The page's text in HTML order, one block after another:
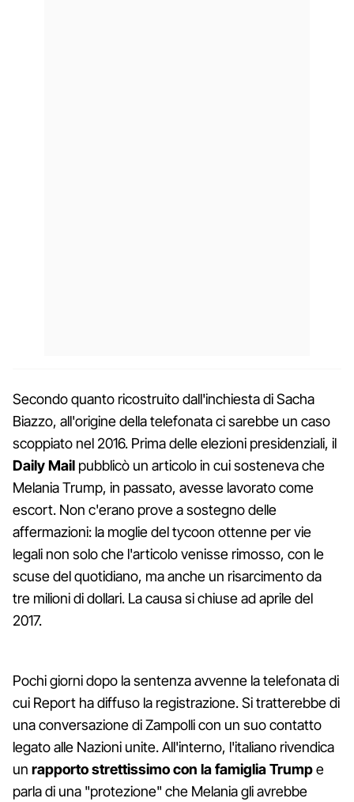
Secondo quanto ricostruito dall'inchiesta di Sacha
Biazzo, all'origine della telefonata ci sarebbe un caso
scoppiato nel 2016. Prima delle elezioni presidenziali, il
Daily Mail pubblicò un articolo in cui sosteneva che
Melania Trump, in passato, avesse lavorato come
escort. Non c'erano prove a sostegno delle
affermazioni: la moglie del tycoon ottenne per vie
legali non solo che l'articolo venisse rimosso, con le
scuse del quotidiano, ma anche un risarcimento da
tre milioni di dollari. La causa si chiuse ad aprile del
2017.
Pochi giorni dopo la sentenza avvenne la telefonata di
cui Report ha diffuso la registrazione. Si tratterebbe di
una conversazione di Zampolli con un suo contatto
legato alle Nazioni unite. All'interno, l'italiano rivendica
un rapporto strettissimo con la famiglia Trumpe
parla di una "protezione" che Melania gli avrebbe